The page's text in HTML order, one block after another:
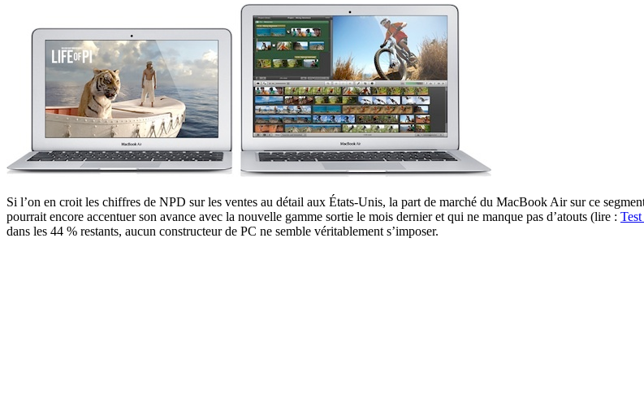
Si l’on en croit les chiffres de NPD sur les ventes au détail aux États-Unis, la part de marché du MacBook Air sur ce
pourrait encore accentuer son avance avec la nouvelle gamme sortie le mois dernier et qui ne manque pas d’atouts (lire :
dans les 44 % restants, aucun constructeur de PC ne semble véritablement s’imposer.